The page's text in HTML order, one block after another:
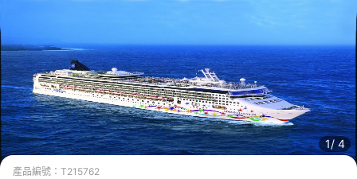
1/4
產品編號： T215762